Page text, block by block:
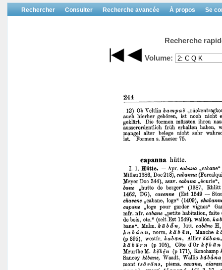
Rechercher Consulter Recherche avancée À propos Se
Recherche
Volume: